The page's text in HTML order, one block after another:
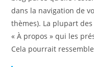
dans la navigation de
thèmes). La plupart
« À propos » qui les
Cela pourrait